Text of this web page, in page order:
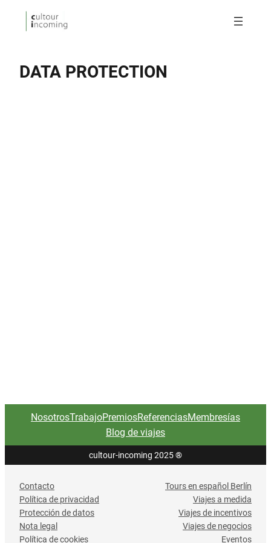
DATA PROTECTION
NosotrosTrabajoPremiosReferenciasMembresías
Blog de viajes
cultour-incoming 2025®
Contacto
Política de privacidad
Protección de datos
Nota legal
Política de cookies
Tours en español Berlín
Viajes a medida
Viajes de incentivos
Viajes de negocios
Eventos